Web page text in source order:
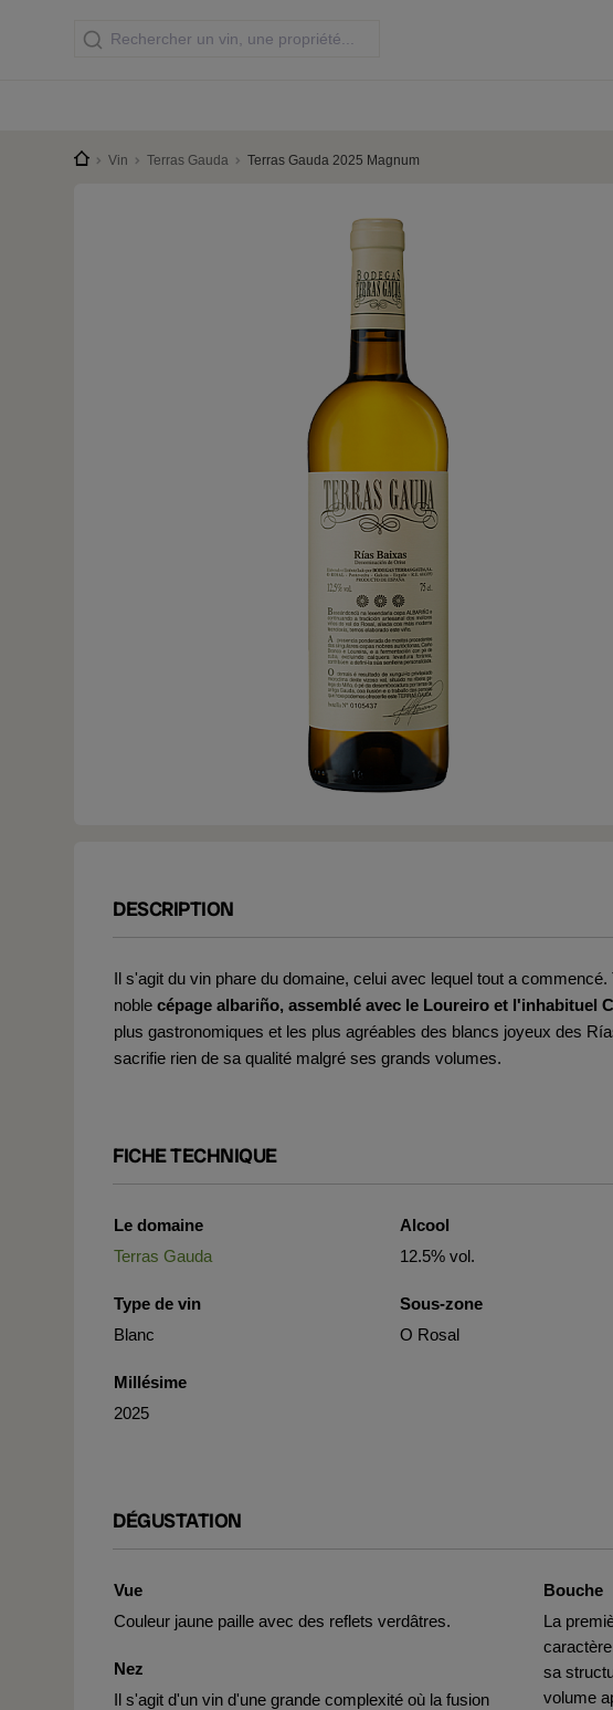
Vin Terras Gauda Terras Gauda 2025 Magnum
DESCRIPTION
Il s'agit du vin phare du domaine, celui avec lequel tout a
noble cépage albariño, assemblé avec le Loureiro et l'inhabituel
plus gastronomiques et les plus agréables des blancs joyeux des
sacrifie rien de sa qualité malgré ses grands volumes.
FICHE TECHNIQUE
Le domaine
Terras Gauda
Type de vin
Blanc
Millésime
2025
Alcool
12.5% vol.
Sous-zone
O Rosal
DÉGUSTATION
Vue
Couleur jaune paille avec des reflets verdâtres.
Nez
Il s'agit d'un vin d'une grande complexité où la fusion
Bouche
La
sa
volume